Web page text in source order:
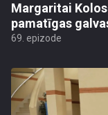
Margaritai
pamatīgas
69. epizode